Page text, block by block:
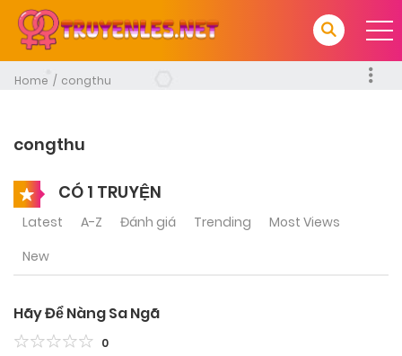
Home congthu
congthu
CÓ 1 TRUYỆN
Latest A-Z Đánh giá Trending
Most Views
New
Hãy Để Nàng Sa Ngã
0